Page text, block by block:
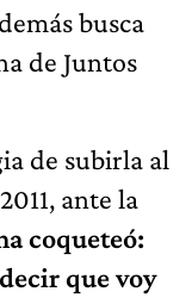
busca
de Juntos
de subirla al
ante la
coqueteó:
que voy